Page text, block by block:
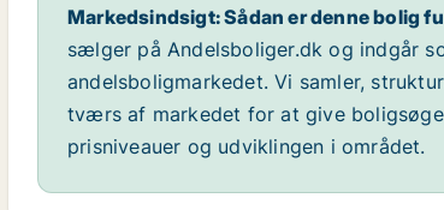
Markedsindsigt: Sådan er denne bolig
sælger på Andelsboliger.dk og indgår
andelsboligmarkedet. Vi samler,
tværs af markedet for at give
prisniveauer og udviklingen i området.